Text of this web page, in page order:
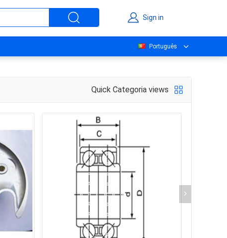
Sign in
Português
Quick Categoria views